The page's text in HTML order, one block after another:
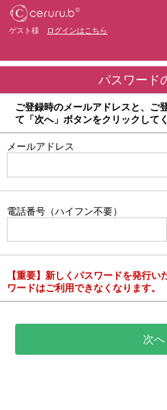
ゲスト様 ログインはこちら
パスワード
ご登録時のメールアドレスと、ご
て「次へ」ボタンをクリックして
メールアドレス
電話番号（ハイフン不要）
【重要】新しくパスワードを発行
ワードはご利用できなくなります。